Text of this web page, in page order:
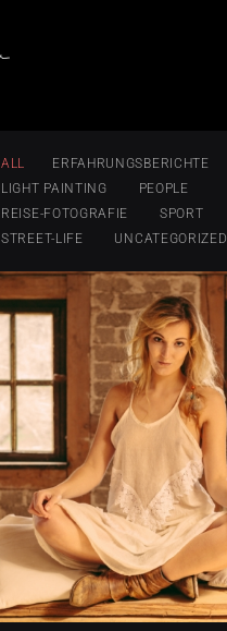
ALL
ERFAHRUNGSBERICHTE
LIGHT PAINTING
PEOPLE
REISE-FOTOGRAFIE
SPORT
STREET-LIFE
UNCATEGORIZED